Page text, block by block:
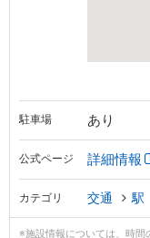
駐車場 あり
公式ページ 詳細情報
カテゴリ 交通 駅
※施設情報については、時間